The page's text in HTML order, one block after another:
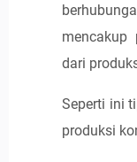
mencakup
dari
Seperti ini
produksi